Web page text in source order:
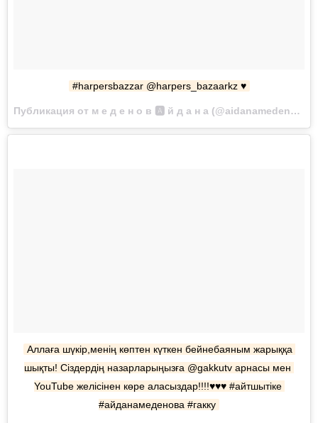
#harpersbazzar @harpers_bazaarkz ♥️
Публикация от м е д е н о в 🅰 й д а н а (@aidanamedenova) Окт 12 2017 в 10:07 PDT
Аллаға шүкір,менің көптен күткен бейнебаяным жарыққа
шықты! Сіздердің назарларыңызға @gakkutv арнасы мен
YouTube желісінен көре аласыздар!!!!♥️♥️♥️ #айтшытіке
#айданамеденова #гакку